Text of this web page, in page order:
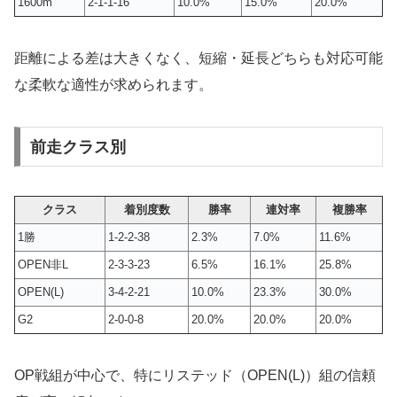
距離による差は大きくなく、短縮・延長どちらも対応可能
な柔軟な適性が求められます。
前走クラス別
クラス 着別度数 勝率 連対率 複勝率
1勝 1-2-2-38 2.3% 7.0% 11.6%
OPEN非L 2-3-3-23 6.5% 16.1% 25.8%
OPEN(L) 3-4-2-21 10.0% 23.3% 30.0%
G2 2-0-0-8 20.0% 20.0% 20.0%
OP戦組が中心で、特にリステッド（OPEN(L)）組の信頼